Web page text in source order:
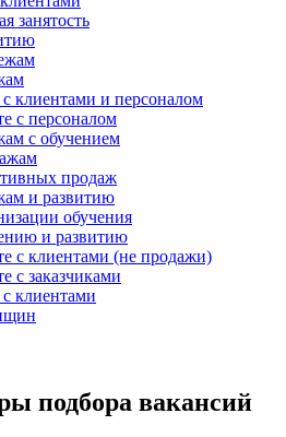
занятость
клиентами и персоналом
с персоналом
с обучением
продаж
и развитию
обучения
и развитию
с клиентами (не продажи)
с заказчиками
клиентами
подбора вакансий